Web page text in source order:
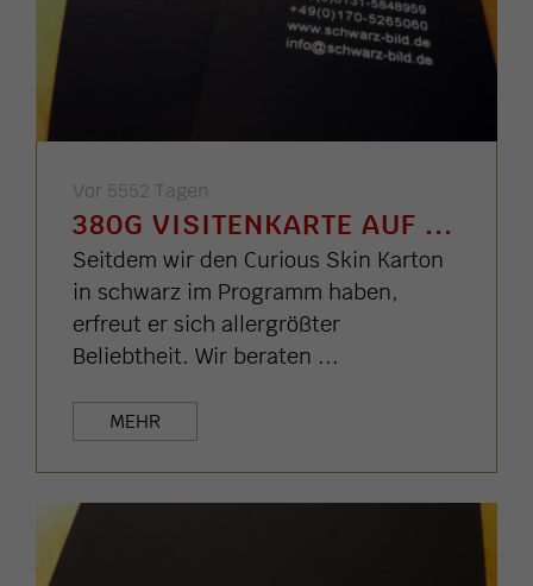
Vor 5552 Tagen
380G VISITENKARTE AUF ...
Seitdem wir den Curious Skin Karton
in schwarz im Programm haben,
erfreut er sich allergrößter
Beliebtheit. Wir beraten ...
MEHR